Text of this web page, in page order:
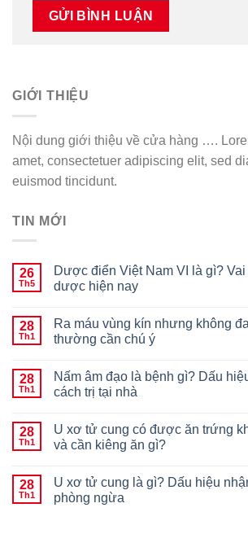
GIỚI THIỆU
Nội dung giới thiệu về cửa hàng ….
amet, consectetuer adipiscing elit, sed
euismod tincidunt.
TIN MỚI
26
Th5
Dược điển Việt Nam VI là gì? Vai
dược hiện nay
28
Th1
Ra máu vùng kín nhưng không
thường cần chú ý
28
Th1
Nấm âm đạo là bệnh gì? Dấu
cách trị tại nhà
28
Th1
U xơ tử cung có được ăn trứng
và cần kiêng ăn gì?
28
Th1
U xơ tử cung là gì? Dấu hiệu
phòng ngừa